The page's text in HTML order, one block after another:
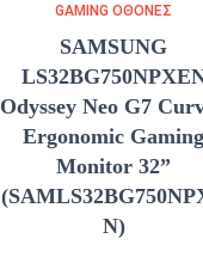
GAMING ΟΘΌΝΕΣ
SAMSUNG
Odyssey Neo G7
Ergonomic Gaming
Monitor 32”
N)